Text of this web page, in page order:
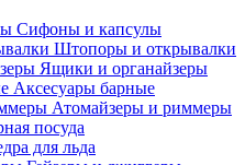
Сифоны и капсулы
Штопоры и открывалки
Ящики и органайзеры
Аксесуары барные
Атомайзеры и риммеры
посуда
для льда